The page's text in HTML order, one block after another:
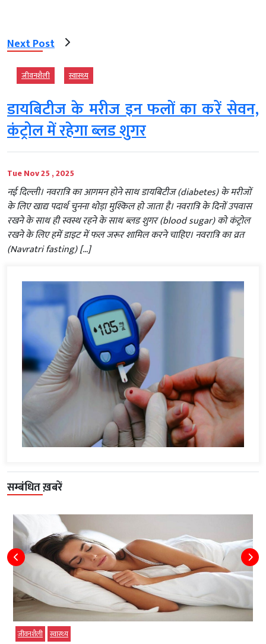
Next Post
जीवनशैली स्‍वास्‍थ्‍य
डायबिटीज के मरीज इन फलों का करें सेवन,
कंट्रोल में रहेगा ब्लड शुगर
Tue Nov 25 , 2025
नई दिल्ली। नवरात्रि का आगमन होने साथ डायबिटीज (diabetes) के मरीजों
के लिए खाद्य पदार्थ चुनना थोड़ा मुश्किल हो जाता है। नवरात्रि के दिनों उपवास
रखने के साथ ही स्वस्थ रहने के साथ ब्लड शुगर (blood sugar) को कंट्रोल
रखने के लिए हमें डाइट में फल जरूर शामिल करने चाहिए। नवरात्रि का व्रत
(Navratri fasting) […]
सम्बंधित ख़बरें
जीवनशैली स्‍वास्‍थ्‍य